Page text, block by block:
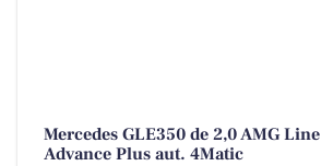
Mercedes GLE350 de 2,0 AMG Line
Advance Plus aut. 4Matic